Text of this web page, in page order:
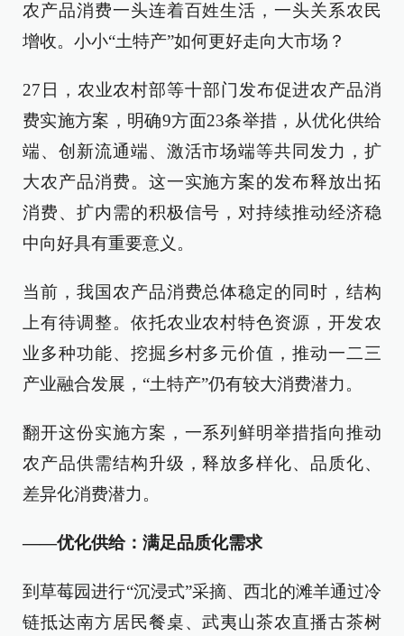
农产品消费一头连着百姓生活，一头关系农民
增收。小小“土特产”如何更好走向大市场？
27日，农业农村部等十部门发布促进农产品消
费实施方案，明确9方面23条举措，从优化供给
端、创新流通端、激活市场端等共同发力，扩
大农产品消费。这一实施方案的发布释放出拓
消费、扩内需的积极信号，对持续推动经济稳
中向好具有重要意义。
当前，我国农产品消费总体稳定的同时，结构
上有待调整。依托农业农村特色资源，开发农
业多种功能、挖掘乡村多元价值，推动一二三
产业融合发展，“土特产”仍有较大消费潜力。
翻开这份实施方案，一系列鲜明举措指向推动
农产品供需结构升级，释放多样化、品质化、
差异化消费潜力。
——优化供给：满足品质化需求
到草莓园进行“沉浸式”采摘、西北的滩羊通过冷
链抵达南方居民餐桌、武夷山茶农直播古茶树